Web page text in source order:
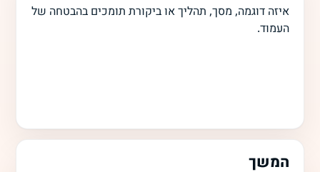
איזה דוגמה, מסך, תהליך או ביקורת תומכים בהבטחה של
העמוד.
המשך